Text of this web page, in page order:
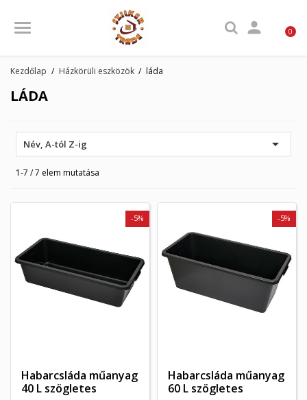
 0
Kezdőlap Házkörüli eszközök láda
LÁDA
Név, A-tól Z-ig 
1-7 / 7 elem mutatása
Habarcsláda műanyag
40 L szögletes
-5%
Habarcsláda műanyag
60 L szögletes
-5%